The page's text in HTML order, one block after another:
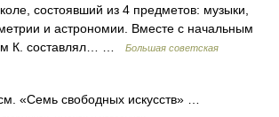
состоявший из 4 предметов: музыки,
и астрономии. Вместе с начальным
К. составлял… …
Большая советская
«Семь свободных искусств» …